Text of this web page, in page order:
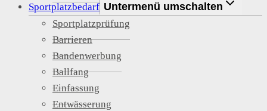
Sportplatzbedarf Untermenü umschalten
Sportplatzprüfung
Barrieren
Bandenwerbung
Ballfang
Einfassung
Entwässerung